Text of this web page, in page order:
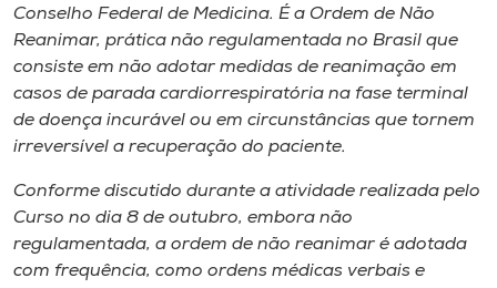
CPA
Biblioteca
Editora
Rádio
Museu
Conselho Federal de Medicina. É a Ordem de Não
Reanimar, prática não regulamentada no Brasil que
consiste em não adotar medidas de reanimação em
casos de parada cardiorrespiratória na fase terminal
de doença incurável ou em circunstâncias que tornem
irreversível a recuperação do paciente.
Conforme discutido durante a atividade realizada pelo
Curso no dia 8 de outubro, embora não
regulamentada, a ordem de não reanimar é adotada
com frequência, como ordens médicas verbais e